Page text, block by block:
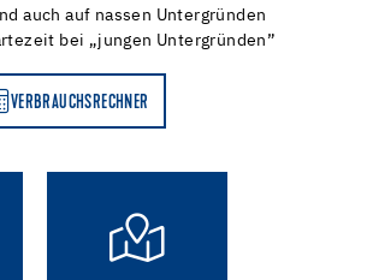
auch auf nassen Untergründen
bei „jungen Untergründen”
VERBRAUCHSRECHNER